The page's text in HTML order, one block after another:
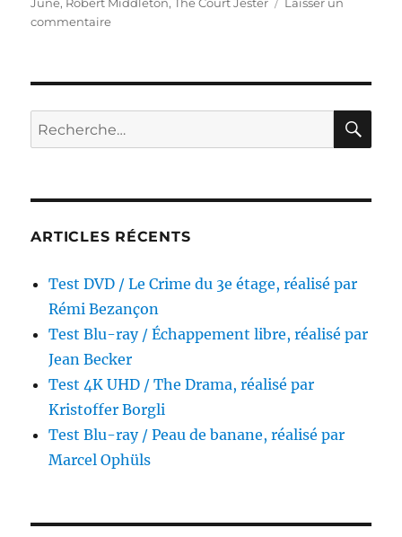
commentairesur
Le
Bouffon
du
Melvin
Frank
Norman
Panama
Recherche
pour :
ARTICLES RÉCENTS
Test DVD / Le Crime du 3e étage, réalisé par
Rémi Bezançon
Test Blu-ray / Échappement libre, réalisé par
Jean Becker
Test 4K UHD / The Drama, réalisé par
Kristoffer Borgli
Test Blu-ray / Peau de banane, réalisé par
Marcel Ophüls